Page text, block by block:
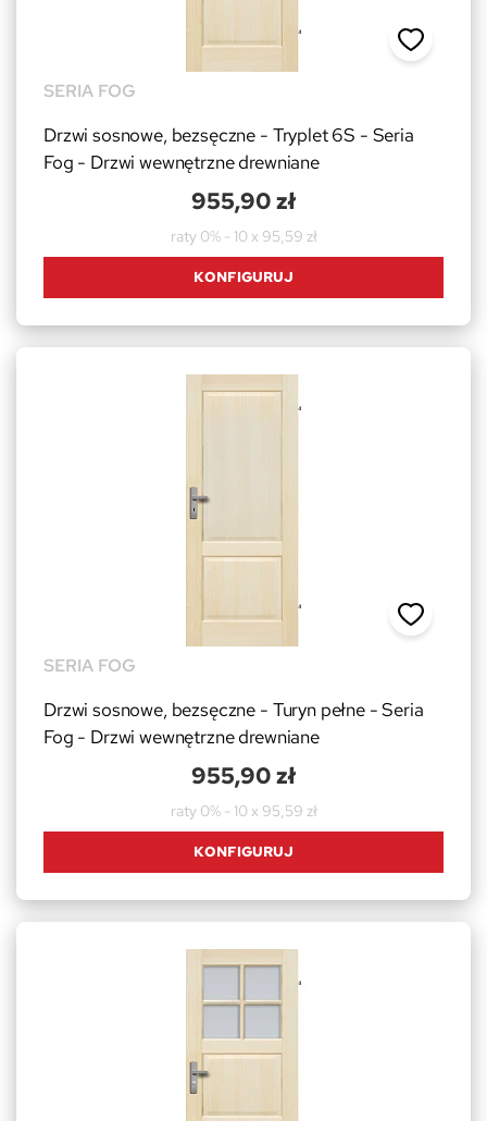
SERIA FOG
Drzwi sosnowe, bezsęczne - Tryplet 6S - Seria
Fog - Drzwi wewnętrzne drewniane
955,90 zł
raty 0% - 10 x 95,59 zł
KONFIGURUJ
SERIA FOG
Drzwi sosnowe, bezsęczne - Turyn pełne - Seria
Fog - Drzwi wewnętrzne drewniane
955,90 zł
raty 0% - 10 x 95,59 zł
KONFIGURUJ